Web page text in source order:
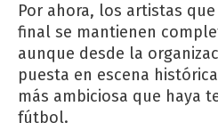
Por ahora, los artistas
final se mantienen
aunque desde la
puesta en escena
más ambiciosa que haya
fútbol.